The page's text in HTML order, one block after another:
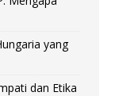
yang
dan Etika